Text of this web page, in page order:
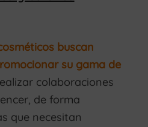
buscan
su gama de
colaboraciones
de forma
que necesitan